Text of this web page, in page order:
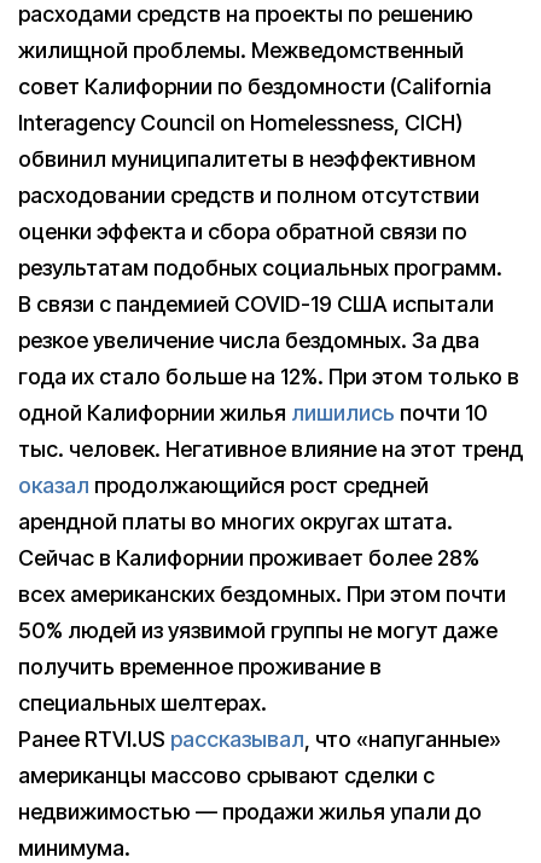
расходами средств на проекты по решению
жилищной проблемы. Межведомственный
совет Калифорнии по бездомности (California
Interagency Council on Homelessness, CICH)
обвинил муниципалитеты в неэффективном
расходовании средств и полном отсутствии
оценки эффекта и сбора обратной связи по
результатам подобных социальных программ.
В связи с пандемией COVID-19 США испытали
резкое увеличение числа бездомных. За два
года их стало больше на 12%. При этом только в
одной Калифорнии жилья лишились почти 10
тыс. человек. Негативное влияние на этот тренд
оказал продолжающийся рост средней
арендной платы во многих округах штата.
Сейчас в Калифорнии проживает более 28%
всех американских бездомных. При этом почти
50% людей из уязвимой группы не могут даже
получить временное проживание в
специальных шелтерах.
Ранее RTVI.US рассказывал, что «напуганные»
американцы массово срывают сделки с
недвижимостью — продажи жилья упали до
минимума.